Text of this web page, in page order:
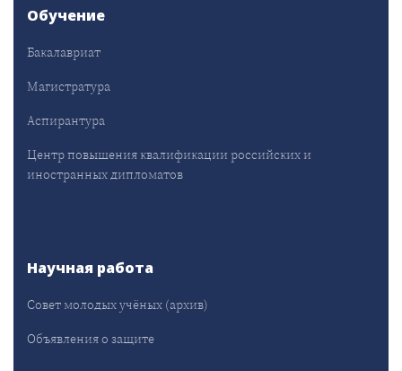
Обучение
Бакалавриат
Магистратура
Аспирантура
Центр повышения квалификации российских и
иностранных дипломатов
Научная работа
Совет молодых учёных (архив)
Объявления о защите